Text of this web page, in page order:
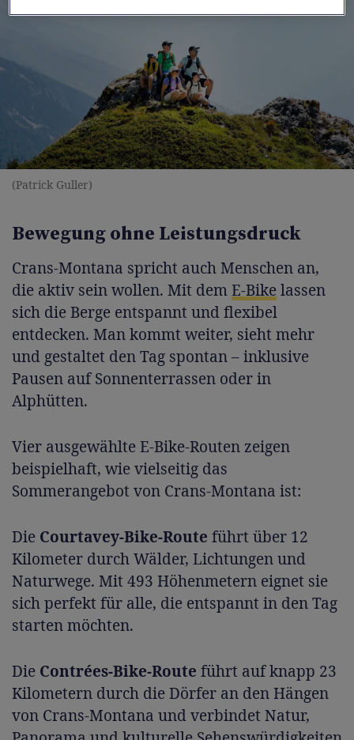
(Patrick Guller)
Bewegung ohne Leistungsdruck
Crans-Montana spricht auch Menschen an,
die aktiv sein wollen. Mit demE-Bikelassen
sich die Berge entspannt und flexibel
entdecken. Man kommt weiter, sieht mehr
und gestaltet den Tag spontan – inklusive
Pausen auf Sonnenterrassen oder in
Alphütten.
Vier ausgewählte E-Bike-Routen zeigen
beispielhaft, wie vielseitig das
Sommerangebot von Crans-Montana ist:
Die Courtavey-Bike-Route führt über 12
Kilometer durch Wälder, Lichtungen und
Naturwege. Mit 493 Höhenmetern eignet sie
sich perfekt für alle, die entspannt in den Tag
starten möchten.
Die Contrées-Bike-Route führt auf knapp 23
Kilometern durch die Dörfer an den Hängen
von Crans-Montana und verbindet Natur,